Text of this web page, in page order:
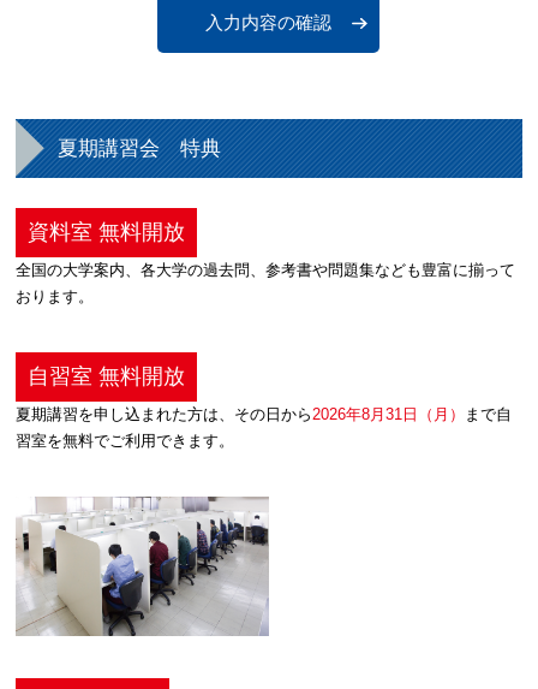
夏期講習会 特典
資料室 無料開放
全国の大学案内、各大学の過去問、参考書や問題集なども豊富に揃って
おります。
自習室 無料開放
夏期講習を申し込まれた方は、その日から 2026年8月31日（月）
まで自
習室を無料でご利用できます。